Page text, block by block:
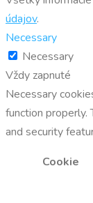
údajov.
Necessary
Necessary
Vždy zapnuté
Necessary
function properly.
and security
Cookie